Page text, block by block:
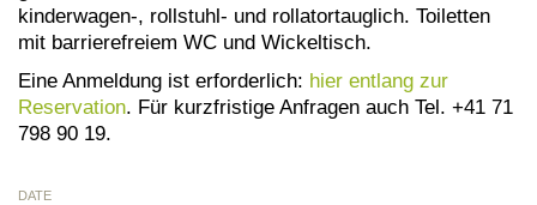
kinderwagen-, rollstuhl- und rollatortauglich. Toiletten
mit barrierefreiem WC und Wickeltisch.
Eine Anmeldung ist erforderlich: hier entlang zur
Reservation . Für kurzfristige Anfragen auch Tel. +41 71
798 90 19.
DATE